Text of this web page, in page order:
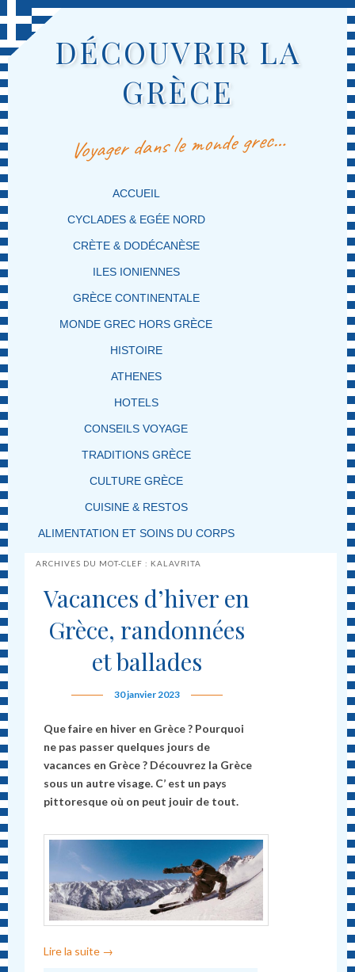
DÉCOUVRIR LA
GRÈCE
Voyager dans le monde grec…
MENU PRINCIPAL
MASQUER LA NAVIGATION PRINCIPALE
MASQUER LA NAVIGATION SECONDAIRE
ACCUEIL
CYCLADES & EGÉE NORD
CRÈTE & DODÉCANÈSE
ILES IONIENNES
GRÈCE CONTINENTALE
MONDE GREC HORS GRÈCE
HISTOIRE
ATHENES
HOTELS
CONSEILS VOYAGE
TRADITIONS GRÈCE
CULTURE GRÈCE
CUISINE & RESTOS
ALIMENTATION ET SOINS DU CORPS
ARCHIVES DU MOT-CLEF :KALAVRITA
Vacances d’hiver en
Grèce, randonnées
et ballades
30 janvier 2023
Que faire en hiver en Grèce ? Pourquoi
ne pas passer quelques jours de
vacances en Grèce? Découvrez la Grèce
sous un autre visage. C’ est un pays
pittoresque où on peut jouir de tout.
Lire la suite →